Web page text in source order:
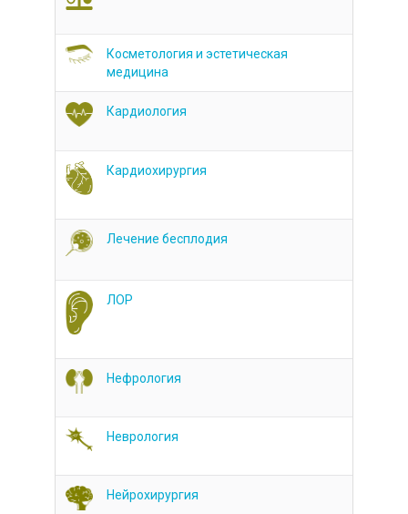
Косметология и эстетическая
медицина
Кардиология
Кардиохирургия
Лечение бесплодия
ЛОР
Нефрология
Неврология
Нейрохирургия